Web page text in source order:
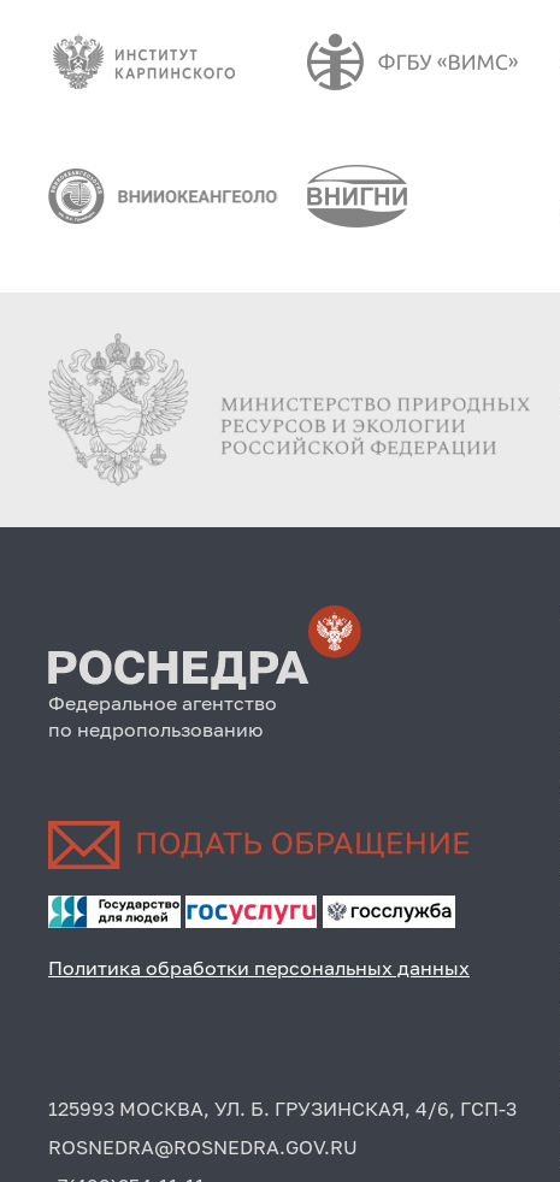
Федеральное агентство
по недропользованию
Политика обработки персональных данных
125993 МОСКВА, УЛ. Б. ГРУЗИНСКАЯ, 4/6, ГСП-3
ROSNEDRA@ROSNEDRA.GOV.RU